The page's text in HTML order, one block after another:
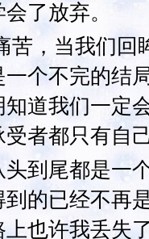
了放弃。
，当我们回
个不完的结
道我们一定
者都只有自
尾都是一
的已经不再
也许我丢失